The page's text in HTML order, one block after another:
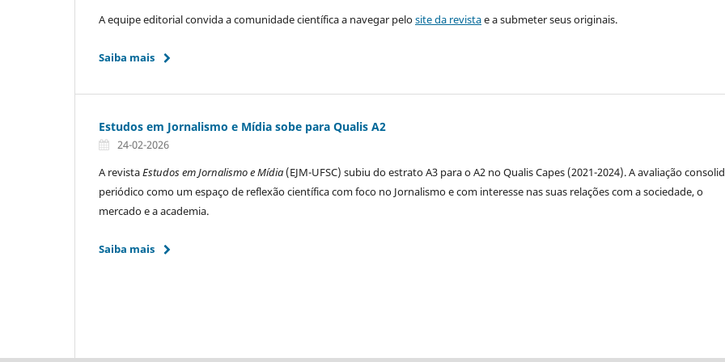
A equipe editorial convida a comunidade científica a navegar pelosite da revistae a submeter seus originais.
Saiba mais
Estudos em Jornalismo e Mídia sobe para Qualis A2
24-02-2026
A revistaEstudos em Jornalismo e Mídia (EJM-UFSC) subiu do estrato A3 para o A2 no Qualis Capes (2021-2024). A avaliação
periódico como um espaço de reflexão científica com foco no Jornalismo e com interesse nas suas relações com a sociedade, o
mercado e a academia.
Saiba mais